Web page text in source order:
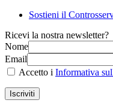
Sostieni il
Ricevi la nostra newsletter?
Nome
Email
Accetto i Informativa
Iscriviti